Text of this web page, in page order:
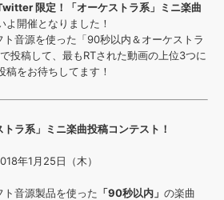
無償のサウンド管理ソフト
映像のBGM・セリフを音声分離
限定！「オーケストラ系」ミニ楽曲
よ開催となりました！
ト音源を使った「90秒以内＆オーケストラ
投稿して、最もRTされた動画の上位3つに
をお待ちしてます！
ラ系」ミニ楽曲投稿コンテスト！
年1月25日（木）
ト音源製品を使った 「90秒以内」 の楽曲